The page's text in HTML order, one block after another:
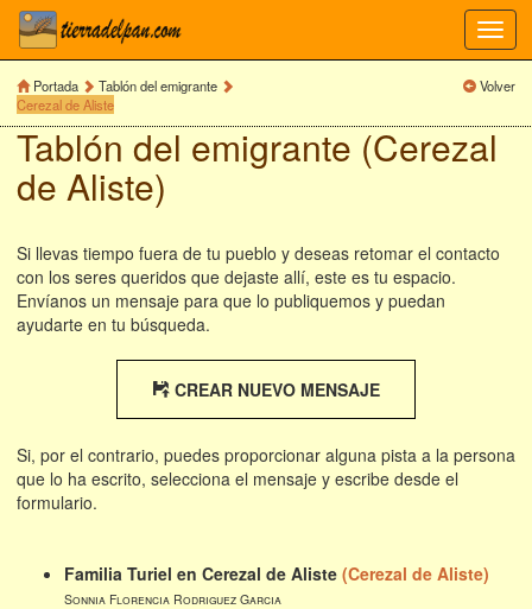
Portada
Tablón del emigrante
Cerezal de Aliste
Volver
Tablón del emigrante (Cerezal
de Aliste)
Si llevas tiempo fuera de tu pueblo y deseas retomar el contacto
con los seres queridos que dejaste allí, este es tu espacio.
Envíanos un mensaje para que lo publiquemos y puedan
ayudarte en tu búsqueda.
CREAR NUEVO MENSAJE
Si, por el contrario, puedes proporcionar alguna pista a la persona
que lo ha escrito, selecciona el mensaje y escribe desde el
formulario.
Familia Turiel en Cerezal de Aliste (Cerezal de Aliste)
Sonnia Florencia Rodriguez Garcia